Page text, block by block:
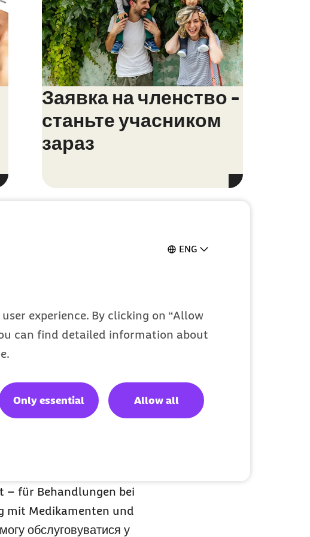
ENG
experience. By clicking on “Allow
can find detailed information about
Only essential Allow all
Заявка на членство -
станьте учасником
зараз
in
staatliche
frei
повинні мати
– für Behandlungen bei
mit Medikamenten und
обслуговуватися у